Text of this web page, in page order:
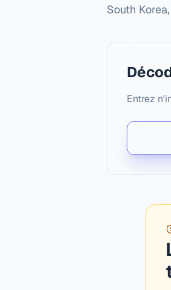
South
Entrez